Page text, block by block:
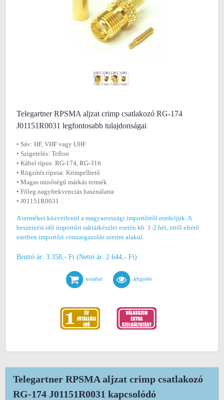
Telegartner RPSMA aljzat crimp csatlakozó RG-174
J01151R0031 legfontosabb tulajdonságai
• Sáv: HF, VHF vagy UHF
• Szigetelés: Teflon
• Kábel típus: RG-174, RG-316
• Rögzítés típusa: Krimpelhető
• Magas minőségű márkás termék
• Főleg nagyfrekvenciás használatra
• J01151R0031
A terméket közvetlenül a magyarországi importőrtől rendeljük. A
beszerzési idő importőri raktárkészlet esetén kb. 1-2 hét, ettől eltérő
esetben importőri visszaigazolás szerint alakul.
Bruttó ár: 3.358,- Ft (Nettó ár: 2.644,- Ft)
kosárba! árfigyelés
Telegartner RPSMA aljzat crimp csatlakozó
RG-174 J01151R0031 kapcsolódó